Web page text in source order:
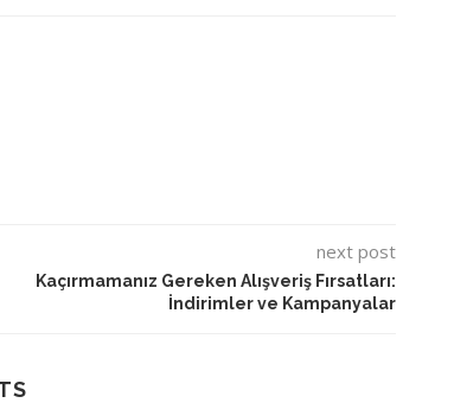
next post
Kaçırmamanız Gereken Alışveriş Fırsatları:
İndirimler ve Kampanyalar